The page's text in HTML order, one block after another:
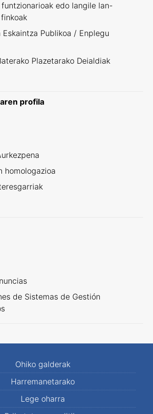
funtzionarioak edo langile lan-
Eskaintza Publikoa / Enplegu
Plazetarako Deialdiak
profila
homologazioa
de Sistemas de Gestión
Ohiko galderak
Harremanetarako
Lege oharra